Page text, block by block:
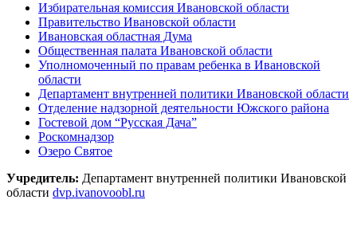
Избирательная комиссия Ивановской области
Правительство Ивановской области
Ивановская областная Дума
Общественная палата Ивановской области
Уполномоченный по правам ребенка в Ивановской
области
Департамент внутренней политики Ивановской области
Отделение надзорной деятельности Южского района
Гостевой дом “Русская Дача”
Роскомнадзор
Озеро Святое
Учредитель: Департамент внутренней политики Ивановской
области dvp.ivanovoobl.ru